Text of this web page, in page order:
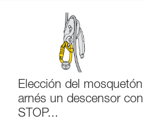
Elección del
arnés un descensor
STOP...